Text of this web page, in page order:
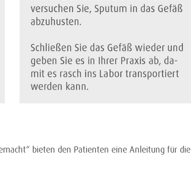
bieten den Patienten eine Anleitung für die